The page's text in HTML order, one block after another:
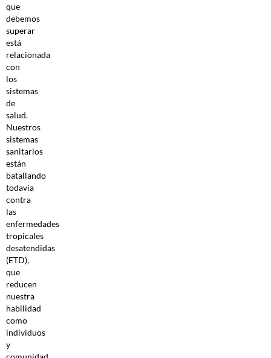
que
debemos
superar
está
relacionada
con
los
sistemas
de
salud.
Nuestros
sistemas
sanitarios
están
batallando
todavía
contra
las
enfermedades
tropicales
desatendidas
(ETD),
que
reducen
nuestra
habilidad
como
individuos
y